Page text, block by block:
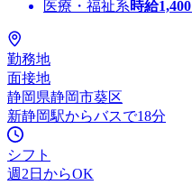
医療・福祉系時給1,400
勤務地
面接地
静岡県静岡市葵区
新静岡駅からバスで18分
シフト
週2日からOK